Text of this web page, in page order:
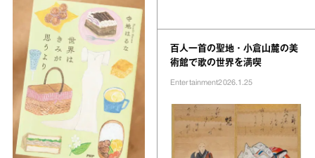
百人一首の聖地・小倉山麓の美
術館で歌の世界を満喫
Entertainment2026.1.25